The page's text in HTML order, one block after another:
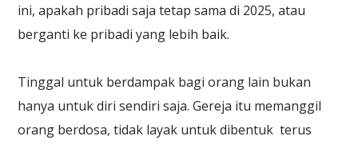
ini, apakah pribadi saja tetap sama di 2025, atau
berganti ke pribadi yang lebih baik.
Tinggal untuk berdampak bagi orang lain bukan
hanya untuk diri sendiri saja. Gereja itu memanggil
orang berdosa, tidak layak untuk dibentuk terus